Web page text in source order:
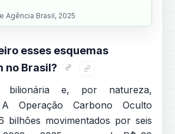
Agência Brasil, 2025
esses esquemas
no Brasil?
e, por natureza,
A Operação Carbono Oculto
bilhões movimentados por seis